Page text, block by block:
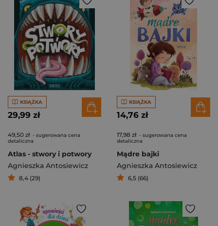
KSIĄŻKA
29,99 zł
49,50 zł - sugerowana cena
detaliczna
Atlas - stwory i potwory
Agnieszka Antosiewicz
8,4 (29)
KSIĄŻKA
14,76 zł
17,98 zł - sugerowana cena
detaliczna
Mądre bajki
Agnieszka Antosiewicz
6,5 (66)